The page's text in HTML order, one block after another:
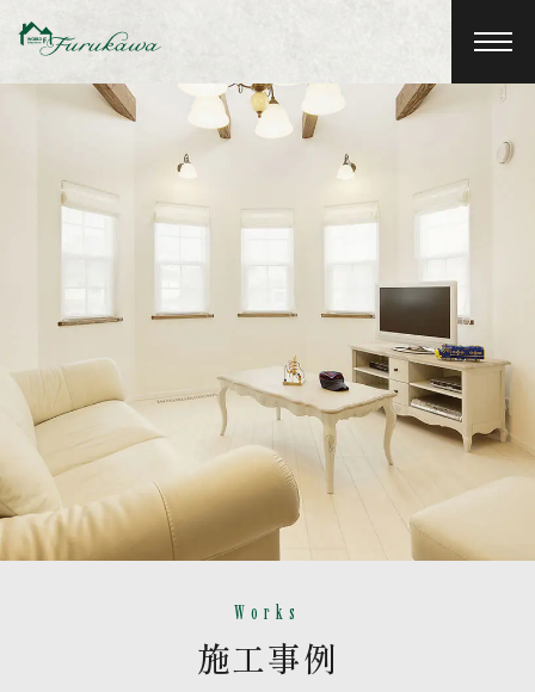
Works
施工事例